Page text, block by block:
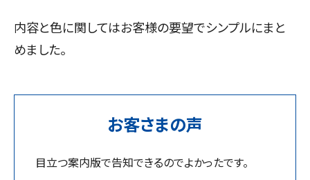
内容と色に関してはお客様の要望でシンプルにまと
めました。
お客さまの声
目立つ案内版で告知できるのでよかったです。